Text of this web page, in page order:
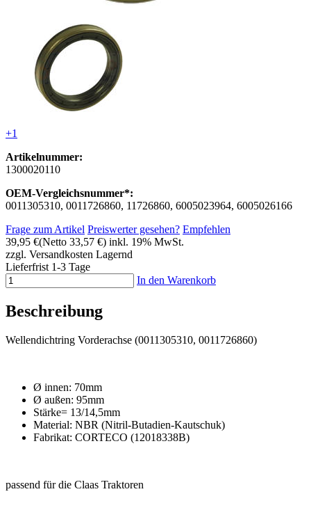
+1
Artikelnummer:
1300020110
OEM-Vergleichsnummer*:
0011305310, 0011726860, 11726860, 6005023964, 6005026166
Frage zum Artikel Preiswerter gesehen? Empfehlen
39,95 €(Netto 33,57 €) inkl. 19% MwSt.
zzgl. Versandkosten Lagernd
Lieferfrist 1-3 Tage
In den Warenkorb
Beschreibung
Wellendichtring Vorderachse (0011305310, 0011726860)
Ø innen: 70mm
Ø außen: 95mm
Stärke= 13/14,5mm
Material: NBR (Nitril-Butadien-Kautschuk)
Fabrikat: CORTECO (12018338B)
passend für die Claas Traktoren